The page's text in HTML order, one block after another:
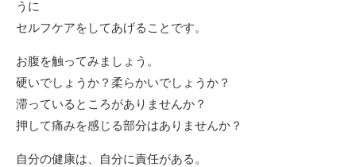
うに
セルフケアをしてあげることです。
お腹を触ってみましょう。
硬いでしょうか？柔らかいでしょうか？
滞っているところがありませんか？
押して痛みを感じる部分はありませんか？
自分の健康は、自分に責任がある。